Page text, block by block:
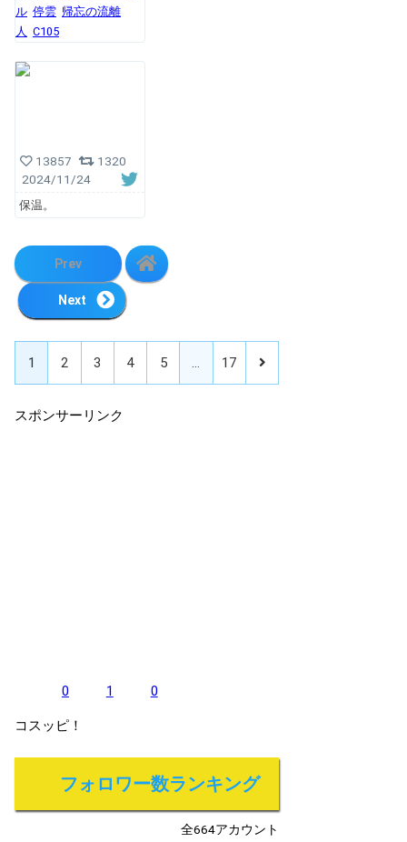
ル 停雲 帰忘の流離
人 C105
13857
1320
2024/11/24
保温。
Prev
Next
1 2 3 4 5 … 17
スポンサーリンク
0 1 0
コスッピ！
フォロワー数ランキング
全664アカウント